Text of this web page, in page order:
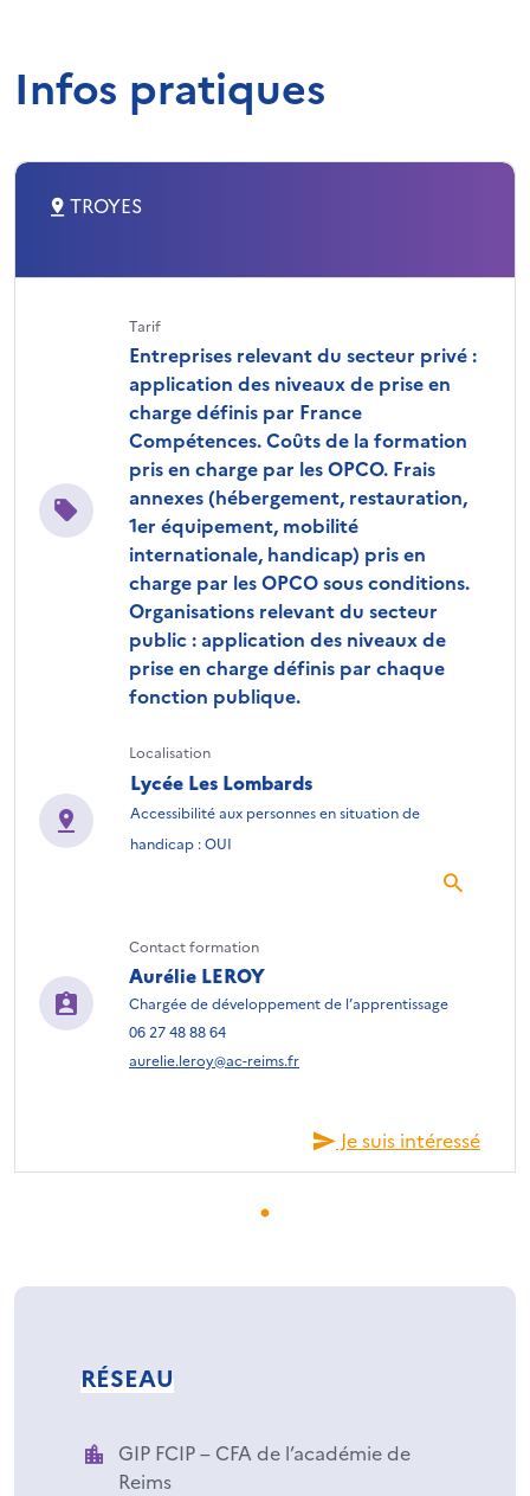
Infos pratiques
TROYES
Tarif
Entreprises relevant du secteur privé :
application des niveaux de prise en
charge définis par France
Compétences. Coûts de la formation
pris en charge par les OPCO. Frais
annexes (hébergement, restauration,
1er équipement, mobilité
internationale, handicap) pris en
charge par les OPCO sous conditions.
Organisations relevant du secteur
public : application des niveaux de
prise en charge définis par chaque
fonction publique.
Localisation
Lycée Les Lombards
Accessibilité aux personnes en situation de
handicap : OUI
Contact formation
Aurélie LEROY
Chargée de développement de l’apprentissage
06 27 48 88 64
aurelie.leroy@ac-reims.fr
Je suis intéressé
RÉSEAU
GIP FCIP – CFA de l’académie de
Reims